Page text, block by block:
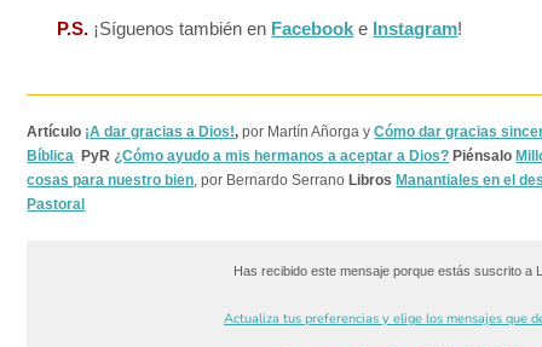
P.S. ¡Síguenos también en Facebook e Instagram!
Artículo ¡A dar gracias a Dios!, por Martín Añorga y Cómo dar gracias
Bíblica PyR ¿Cómo ayudo a mis hermanos a aceptar a Dios? Piénsalo
cosas para nuestro bien, por Bernardo Serrano Libros Manantiales en el
Pastoral
Has recibido este mensaje porque estás suscrito a
Actualiza tus preferencias y elige los mensajes que